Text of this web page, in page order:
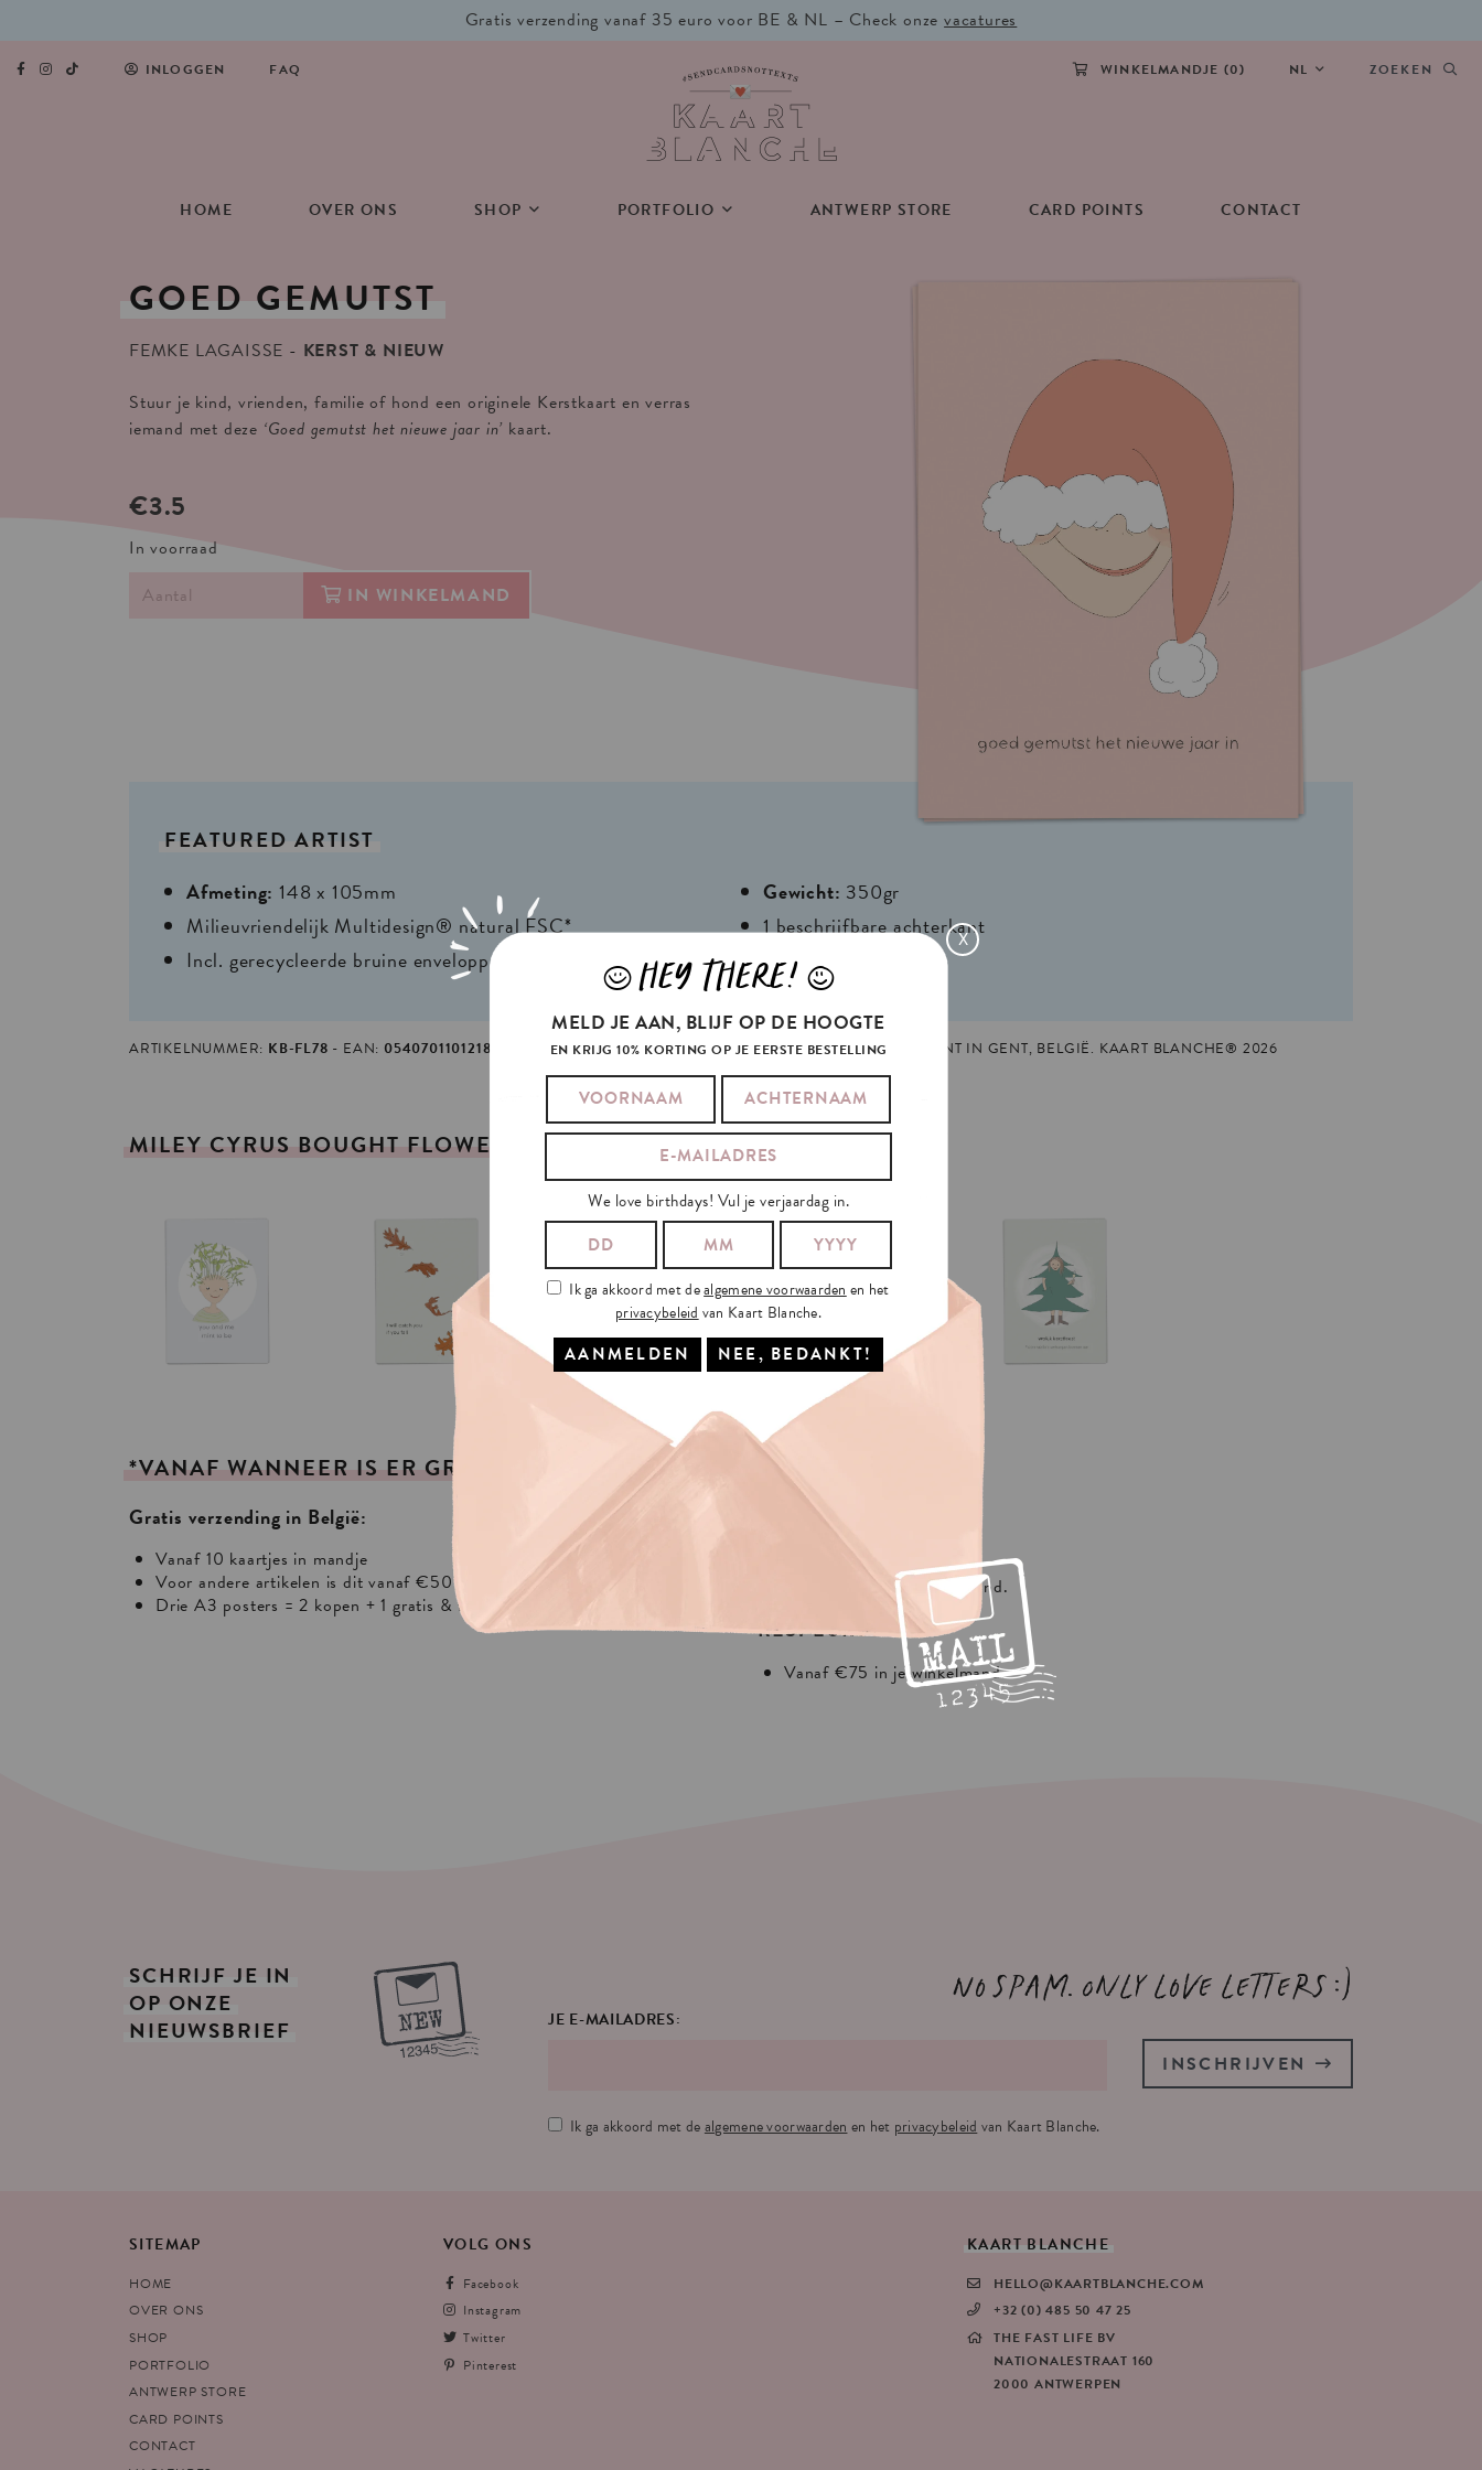
Gratis verzending vanaf 35 euro voor BE & NL – Check onzevacatures
INLOGGEN FAQ WINKELMANDJE (0) NL ZOEKEN
HOME OVER ONS SHOP PORTFOLIO ANTWERP STORE CARD POINTS CONTACT
GOED GEMUTST
FEMKE LAGAISSE
KERST & NIEUW
Stuur je kind, vrienden, familie of hond een originele Kerstkaart en verras
iemand met deze ‘Goed gemutst het nieuwe jaar in’ kaart.
€3.5
In voorraad
IN WINKELMAND
FEATURED ARTIST
Afmeting: 148 x 105mm Gewicht: 350gr
Milieuvriendelijk Multidesign® natural FSC*
1 beschrijfbare achterkant
Incl. gerecycleerde bruine enveloppe
ARTIKELNUMMER: KB-FL78 EAN: 05407011012186 TAGS:KERST,KERSTMIS,NIEUWJAARGEMAAKT EN GEPRINT IN GENT, BELGIË. KAART BLANCHE® 2026
MILEY CYRUS BOUGHT FLOWERS AND ALSO
*VANAF WANNEER IS ER GRATIS VERZENDING?
Gratis verzending in België:
Vanaf 10 kaartjes in mandje
Voor andere artikelen is dit vanaf €50 of €75 in je winkelmandje.
Drie A3 posters = 2 kopen + 1 gratis & free shipping
In Europa:
NEDERLAND
Vanaf €30 in je winkelmand.
REST EUROPA
Vanaf €75 in je winkelmand.
SCHRIJF JE IN
OP ONZE
NIEUWSBRIEF
No spam. Only love letters :)
JE E-MAILADRES:
Ik ga akkoord met dealgemene voorwaarden en het privacybeleid van Kaart Blanche.
INSCHRIJVEN
SITEMAP
HOME
OVER ONS
SHOP
PORTFOLIO
ANTWERP STORE
CARD POINTS
CONTACT
VOLG ONS
Facebook
Instagram
Twitter
Pinterest
KAART BLANCHE
HELLO@KAARTBLANCHE.COM
+32 (0) 485 50 47 25
THE FAST LIFE BV
NATIONALESTRAAT 160
2000 ANTWERPEN
X
JHEY THERE! L
MELD JE AAN, BLIJF OP DE HOOGTE
EN KRIJG 10% KORTING OP JE EERSTE BESTELLING
We love birthdays! Vul je verjaardag in.
Ik ga akkoord met dealgemene voorwaardenen het
privacybeleidvan Kaart Blanche.